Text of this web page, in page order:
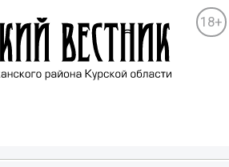
18+